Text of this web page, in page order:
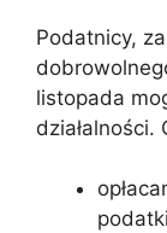
Podatnicy,
listopada
działalności.